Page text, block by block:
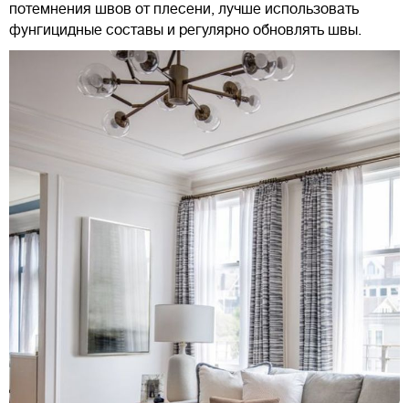
потемнения швов от плесени, лучше использовать
фунгицидные составы и регулярно обновлять швы.